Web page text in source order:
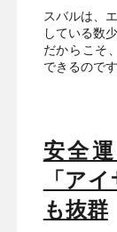
スバルは、
している数
だからこそ
できるのです
安全
「ア
も抜群